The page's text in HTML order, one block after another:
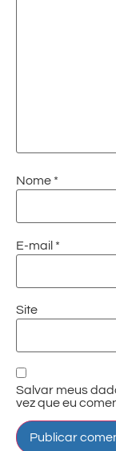
Nome *
E-mail *
Site
Salvar meus
vez que eu